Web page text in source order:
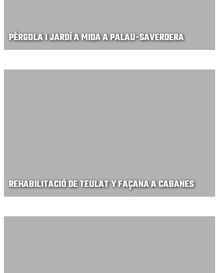
PÈRGOLA I JARDÍ A MIDA A PALAU-SAVERDERA
REHABILITACIÓ DE TEULAT Y FAÇANA A CABANES